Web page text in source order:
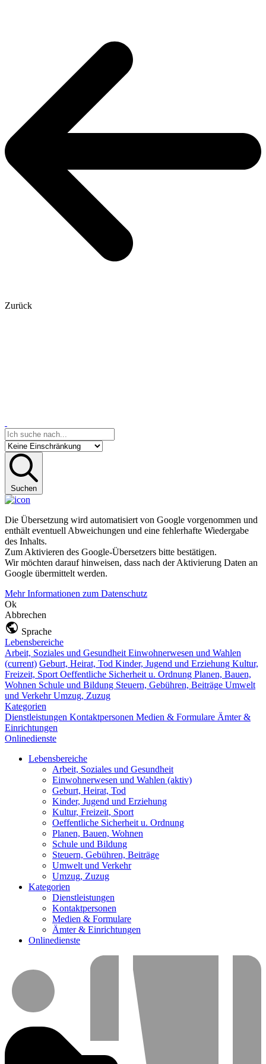
Zurück
Suchen
Die Übersetzung wird automatisiert von Google vorgenommen und
enthält eventuell Abweichungen und eine fehlerhafte Wiedergabe
des Inhalts.
Zum Aktivieren des Google-Übersetzers bitte bestätigen.
Wir möchten darauf hinweisen, dass nach der Aktivierung Daten an
Google übermittelt werden.
Mehr Informationen zum Datenschutz
Ok
Abbrechen
Sprache
Lebensbereiche
Arbeit, Soziales und Gesundheit Einwohnerwesen und Wahlen
(current) Geburt, Heirat, Tod Kinder, Jugend und Erziehung Kultur,
Freizeit, Sport Oeffentliche Sicherheit u. Ordnung Planen, Bauen,
Wohnen Schule und Bildung Steuern, Gebühren, Beiträge Umwelt
und VerkehrUmzug, Zuzug
Kategorien
Dienstleistungen Kontaktpersonen Medien & Formulare Ämter &
Einrichtungen
Onlinedienste
Lebensbereiche
Arbeit, Soziales und Gesundheit
Einwohnerwesen und Wahlen (aktiv)
Geburt, Heirat, Tod
Kinder, Jugend und Erziehung
Kultur, Freizeit, Sport
Oeffentliche Sicherheit u. Ordnung
Planen, Bauen, Wohnen
Schule und Bildung
Steuern, Gebühren, Beiträge
Umwelt und Verkehr
Umzug, Zuzug
Kategorien
Dienstleistungen
Kontaktpersonen
Medien & Formulare
Ämter & Einrichtungen
Onlinedienste